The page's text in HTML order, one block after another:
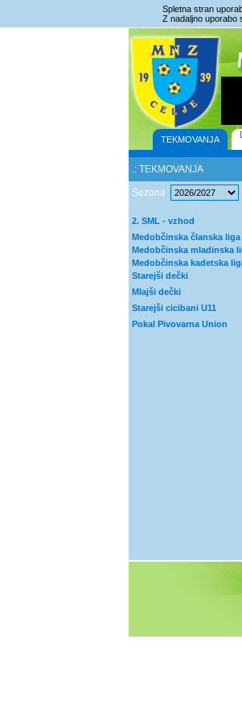
Spletna stran
Z nadaljno uporabo
TEKMOVANJA
.: TEKMOVANJA
Sezona
2. SML - vzhod
Medobčinska članska liga
Medobčinska mladinska
Medobčinska kadetska
Starejši dečki
Mlajši dečki
Starejši cicibani U11
Pokal Pivovarna Union